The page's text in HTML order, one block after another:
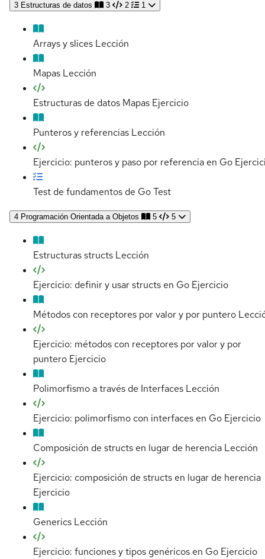
3 Estructuras de datos 3 2 1
Arrays y slices Lección
Mapas Lección
Estructuras de datos Mapas Ejercicio
Punteros y referencias Lección
Ejercicio: punteros y paso por referencia en Go
Test de fundamentos de GoTest
4 Programación Orientada a Objetos 5 5
Estructuras structs Lección
Ejercicio: definir y usar structs en Go Ejercicio
Métodos con receptores por valor y por puntero
Ejercicio: métodos con receptores por valor y por
puntero Ejercicio
Polimorfismo a través de Interfaces Lección
Ejercicio: polimorfismo con interfaces en Go Ejercicio
Composición de structs en lugar de herencia Lección
Ejercicio: composición de structs en lugar de herencia
Ejercicio
Generics Lección
Ejercicio: funciones y tipos genéricos en Go Ejercicio